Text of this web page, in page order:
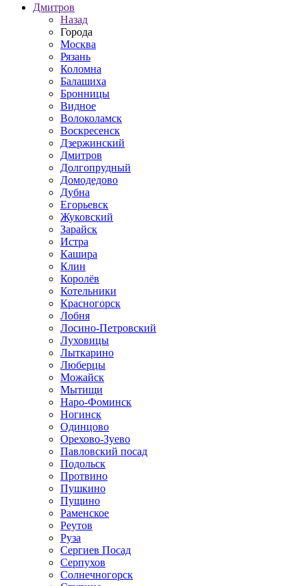
Дмитров
Назад
Города
Москва
Рязань
Коломна
Балашиха
Бронницы
Видное
Волоколамск
Воскресенск
Дзержинский
Дмитров
Долгопрудный
Домодедово
Дубна
Егорьевск
Жуковский
Зарайск
Истра
Кашира
Клин
Королёв
Котельники
Красногорск
Лобня
Лосино-Петровский
Луховицы
Лыткарино
Люберцы
Можайск
Мытищи
Наро-Фоминск
Ногинск
Одинцово
Орехово-Зуево
Павловский посад
Подольск
Протвино
Пушкино
Пущино
Раменское
Реутов
Руза
Сергиев Посад
Серпухов
Солнечногорск